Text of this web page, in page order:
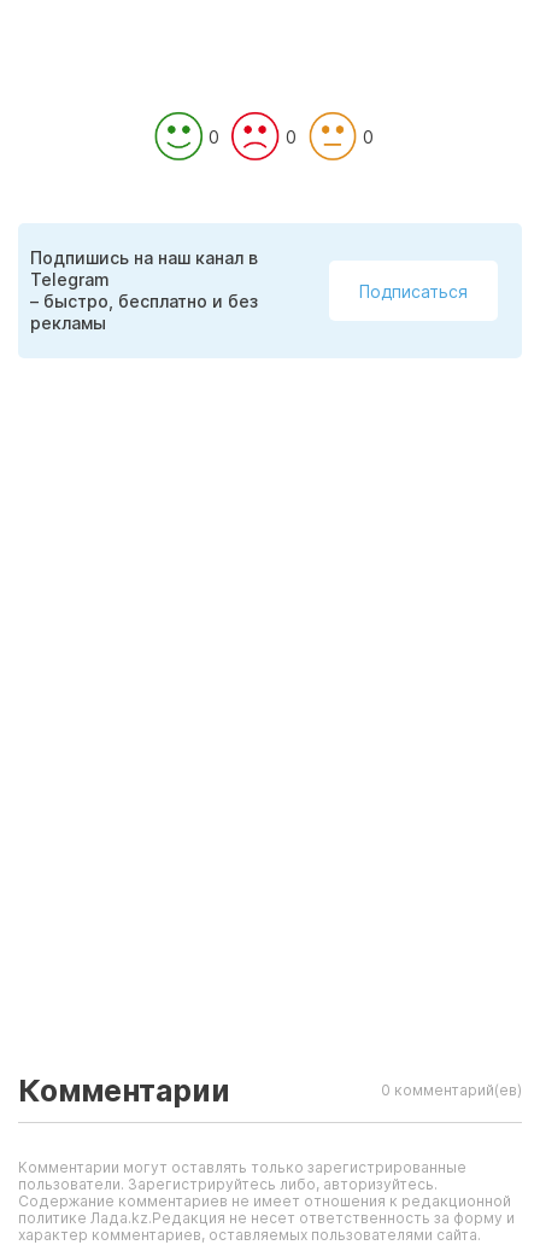
0 0 0
Подпишись на наш канал в
Telegram
– быстро, бесплатно и без
рекламы
Подписаться
Комментарии 0 комментарий(ев)
Комментарии могут оставлять только зарегистрированные
пользователи. Зарегистрируйтесь либо, авторизуйтесь.
Содержание комментариев не имеет отношения к редакционной
политике Лада.kz.Редакция не несет ответственность за форму и
характер комментариев, оставляемых пользователями сайта.